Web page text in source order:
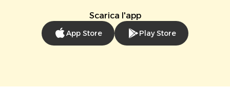
Scarica l'app
App Store Play Store